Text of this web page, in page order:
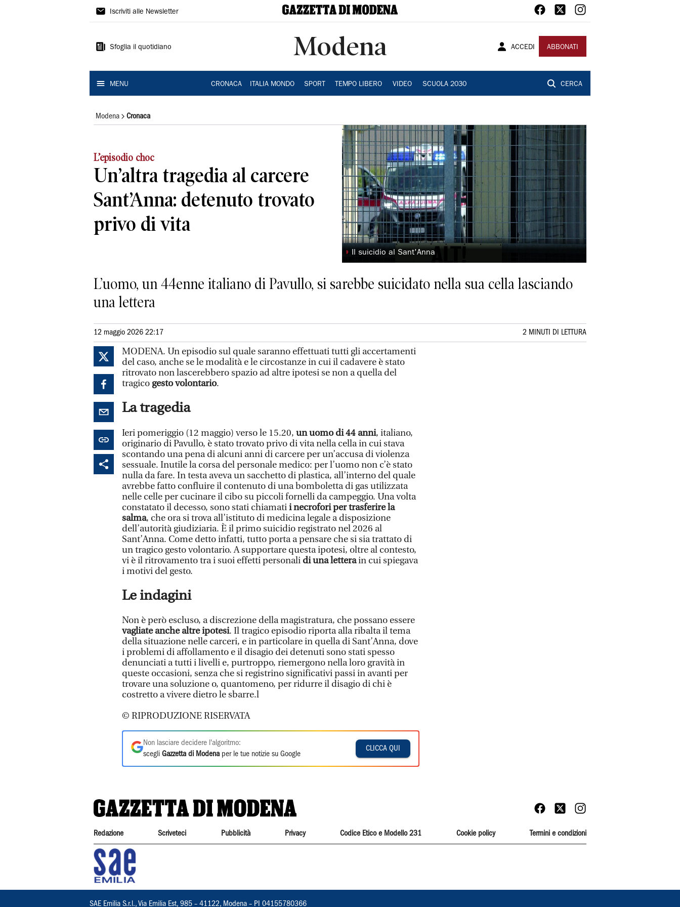
Gazzetta
Modena
Iscriviti alle Newsletter
Sfoglia il quotidiano Modena ACCEDI ABBONATI
MENU CRONACA ITALIA MONDO SPORT TEMPO LIBERO VIDEO SCUOLA 2030 CERCA
Modena Cronaca
L’episodio choc
Un’altra tragedia al carcere
Sant’Anna: detenuto trovato
privo di vita
◗ Il suicidio al Sant'Anna
L’uomo, un 44enne italiano di Pavullo, si sarebbe suicidato nella sua cella lasciando
una lettera
12 maggio 2026 22:17 2 MINUTI DI LETTURA
MODENA. Un episodio sul quale saranno effettuati tutti gli accertamenti
del caso, anche se le modalità e le circostanze in cui il cadavere è stato
ritrovato non lascerebbero spazio ad altre ipotesi se non a quella del
tragico gesto volontario.
La tragedia
Ieri pomeriggio (12 maggio) verso le 15.20, un uomo di 44 anni, italiano,
originario di Pavullo, è stato trovato privo di vita nella cella in cui stava
scontando una pena di alcuni anni di carcere per un’accusa di violenza
sessuale. Inutile la corsa del personale medico: per l’uomo non c’è stato
nulla da fare. In testa aveva un sacchetto di plastica, all’interno del quale
avrebbe fatto confluire il contenuto di una bomboletta di gas utilizzata
nelle celle per cucinare il cibo su piccoli fornelli da campeggio. Una volta
constatato il decesso, sono stati chiamatii necrofori per trasferire la
salma, che ora si trova all’istituto di medicina legale a disposizione
dell’autorità giudiziaria. È il primo suicidio registrato nel 2026 al
Sant’Anna. Come detto infatti, tutto porta a pensare che si sia trattato di
un tragico gesto volontario. A supportare questa ipotesi, oltre al contesto,
vi è il ritrovamento tra i suoi effetti personali di una letterain cui spiegava
i motivi del gesto.
Le indagini
Non è però escluso, a discrezione della magistratura, che possano essere
vagliate anche altre ipotesi. Il tragico episodio riporta alla ribalta il tema
della situazione nelle carceri, e in particolare in quella di Sant’Anna, dove
i problemi di affollamento e il disagio dei detenuti sono stati spesso
denunciati a tutti i livelli e, purtroppo, riemergono nella loro gravità in
queste occasioni, senza che si registrino significativi passi in avanti per
trovare una soluzione o, quantomeno, per ridurre il disagio di chi è
costretto a vivere dietro le sbarre.l
© RIPRODUZIONE RISERVATA
Non lasciare decidere l'algoritmo:
scegli Gazzetta di Modena per le tue notizie su Google
CLICCA QUI
Redazione Scriveteci Pubblicità Privacy Codice Etico e Modello 231 Cookie policy Termini e condizioni
SAE Emilia S.r.l., Via Emilia Est, 985 – 41122, Modena – PI 04155780366